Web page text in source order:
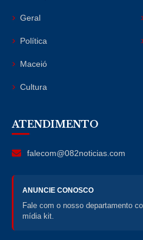
Geral
Política
Maceió
Cultura
ATENDIMENTO
falecom@082noticias.com
ANUNCIE CONOSCO
Fale com o nosso departamento
mídia kit.